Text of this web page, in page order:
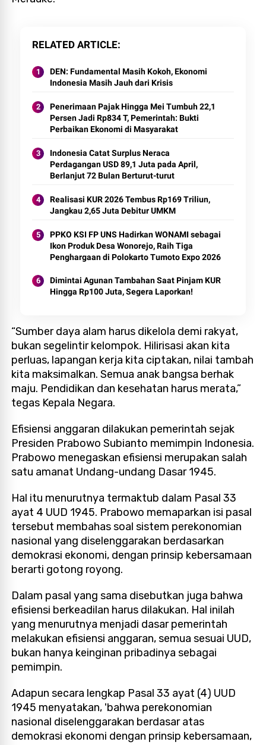
RELATED ARTICLE
DEN: Fundamental Masih Kokoh, Ekonomi
Indonesia Masih Jauh dari Krisis
Penerimaan Pajak Hingga Mei Tumbuh 22,1
Persen Jadi Rp834 T, Pemerintah: Bukti
Perbaikan Ekonomi di Masyarakat
Indonesia Catat Surplus Neraca
Perdagangan USD 89,1 Juta pada April,
Berlanjut 72 Bulan Berturut-turut
Realisasi KUR 2026 Tembus Rp169 Triliun,
Jangkau 2,65 Juta Debitur UMKM
PPKO KSI FP UNS Hadirkan WONAMI sebagai
Ikon Produk Desa Wonorejo, Raih Tiga
Penghargaan di Polokarto Tumoto Expo 2026
Dimintai Agunan Tambahan Saat Pinjam KUR
Hingga Rp100 Juta, Segera Laporkan!
“Sumber daya alam harus dikelola demi rakyat,
bukan segelintir kelompok. Hilirisasi akan kita
perluas, lapangan kerja kita ciptakan, nilai tambah
kita maksimalkan. Semua anak bangsa berhak
maju. Pendidikan dan kesehatan harus merata,”
tegas Kepala Negara.
Efisiensi anggaran dilakukan pemerintah sejak
Presiden Prabowo Subianto memimpin Indonesia.
Prabowo menegaskan efisiensi merupakan salah
satu amanat Undang-undang Dasar 1945.
Hal itu menurutnya termaktub dalam Pasal 33
ayat 4 UUD 1945. Prabowo memaparkan isi pasal
tersebut membahas soal sistem perekonomian
nasional yang diselenggarakan berdasarkan
demokrasi ekonomi, dengan prinsip kebersamaan
berarti gotong royong.
Dalam pasal yang sama disebutkan juga bahwa
efisiensi berkeadilan harus dilakukan. Hal inilah
yang menurutnya menjadi dasar pemerintah
melakukan efisiensi anggaran, semua sesuai UUD,
bukan hanya keinginan pribadinya sebagai
pemimpin.
Adapun secara lengkap Pasal 33 ayat (4) UUD
1945 menyatakan, 'bahwa perekonomian
nasional diselenggarakan berdasar atas
demokrasi ekonomi dengan prinsip kebersamaan,